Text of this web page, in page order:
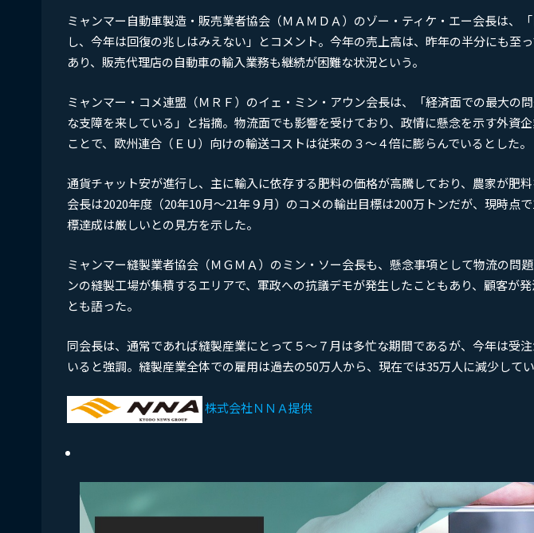
ミャンマー自動車製造・販売業者協会（ＭＡＭＤＡ）のゾー・ティケ・エー会長は、
し、今年は回復の兆しはみえない」とコメント。今年の売上高は、昨年の半分にも至
あり、販売代理店の自動車の輸入業務も継続が困難な状況という。
ミャンマー・コメ連盟（ＭＲＦ）のイェ・ミン・アウン会長は、「経済面での最大の
な支障を来している」と指摘。物流面でも影響を受けており、政情に懸念を示す外資
ことで、欧州連合（ＥＵ）向けの輸送コストは従来の３～４倍に膨らんでいるとした。
通貨チャット安が進行し、主に輸入に依存する肥料の価格が高騰しており、農家が肥
会長は2020年度（20年10月～21年９月）のコメの輸出目標は200万トンだが、現時点
標達成は厳しいとの見方を示した。
ミャンマー縫製業者協会（ＭＧＭＡ）のミン・ソー会長も、懸念事項として物流の問
ンの縫製工場が集積するエリアで、軍政への抗議デモが発生したこともあり、顧客が
とも語った。
同会長は、通常であれば縫製産業にとって５～７月は多忙な期間であるが、今年は受
いると強調。縫製産業全体での雇用は過去の50万人から、現在では35万人に減少して
株式会社ＮＮＡ提供